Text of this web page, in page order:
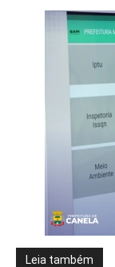
Leia também